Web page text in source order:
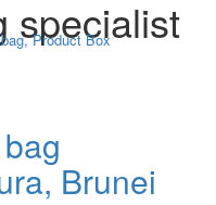
Product Box
specialist
Brunei